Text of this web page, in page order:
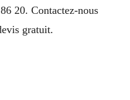
20. Contactez-nous
gratuit.